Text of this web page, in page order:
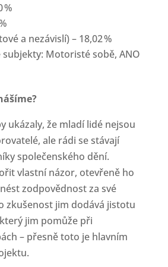
%
a nezávislí) – 18,02 %
subjekty: Motoristé sobě, ANO
ukázaly, že mladí lidé nejsou
ale rádi se stávají
společenského dění.
vlastní názor, otevřeně ho
zodpovědnost za své
zkušenost jim dodává jistotu
jim pomůže při
– přesně toto je hlavním